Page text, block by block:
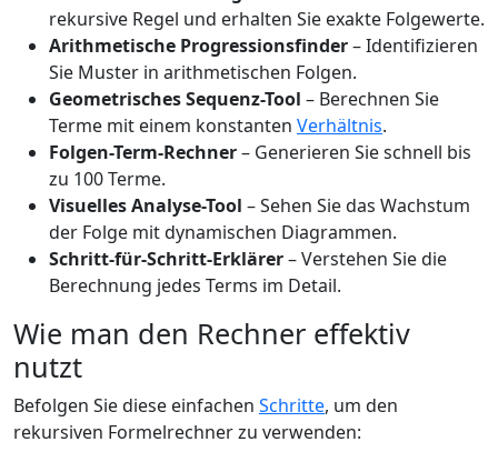
rekursive Regel und erhalten Sie exakte Folgewerte.
Arithmetische Progressionsfinder– Identifizieren
Sie Muster in arithmetischen Folgen.
Geometrisches Sequenz-Tool – Berechnen Sie
Terme mit einem konstanten Verhältnis.
Folgen-Term-Rechner– Generieren Sie schnell bis
zu 100 Terme.
Visuelles Analyse-Tool – Sehen Sie das Wachstum
der Folge mit dynamischen Diagrammen.
Schritt-für-Schritt-Erklärer– Verstehen Sie die
Berechnung jedes Terms im Detail.
Wie man den Rechner effektiv
nutzt
Befolgen Sie diese einfachen Schritte, um den
rekursiven Formelrechner zu verwenden: